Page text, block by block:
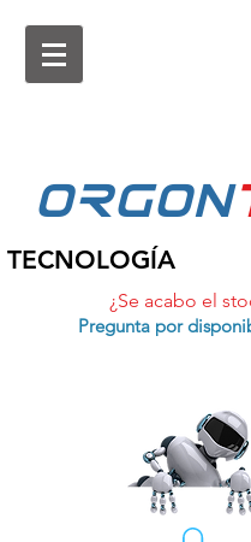
ORGON
TECNOLOGÍA
¿Se acabo el
Pregunta por